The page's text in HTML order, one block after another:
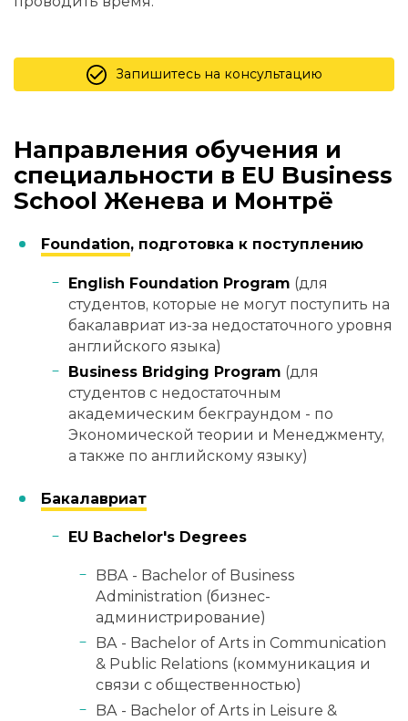
Запишитесь на консультацию
Направления обучения и
специальности в EU Business
School Женева и Монтрё
Foundation, подготовка к поступлению
English Foundation Program (для
студентов, которые не могут поступить на
бакалавриат из-за недостаточного уровня
английского языка)
Business Bridging Program (для
студентов с недостаточным
академическим бекграундом - по
Экономической теории и Менеджменту,
а также по английскому языку)
Бакалавриат
EU Bachelor's Degrees
BBA - Bachelor of Business
Administration (бизнес-
администрирование)
BA - Bachelor of Arts in Communication
& Public Relations (коммуникация и
связи с общественностью)
BA - Bachelor of Arts in Leisure &